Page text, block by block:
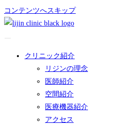
コンテンツへスキップ
クリニック紹介
リジンの理念
医師紹介
空間紹介
医療機器紹介
アクセス